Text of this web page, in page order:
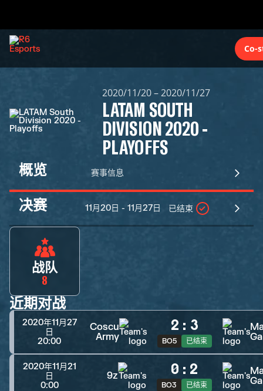
Co-
2020/11/20 – 2020/11/27
LATAM SOUTH
DIVISION 2020 -
PLAYOFFS
概览 赛事信息
决赛 11月20日 - 11月27日 已结束
战队
8
近期对战
2020年11月27
日
20:00
Coscu
Army
2 : 3
BO5 已结束
2020年11月21
日
0:00
9z 0 : 2
BO3 已结束